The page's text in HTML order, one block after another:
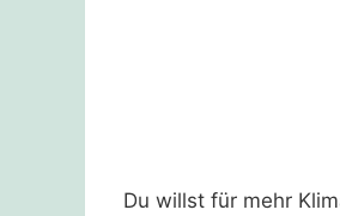
Du willst für mehr